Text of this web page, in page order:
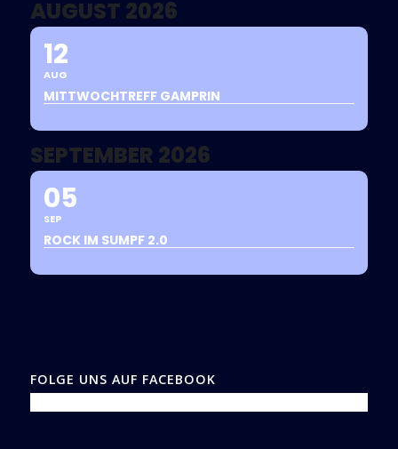
AUGUST 2026
12
AUG
MITTWOCHTREFF GAMPRIN
SEPTEMBER 2026
05
SEP
ROCK IM SUMPF 2.0
FOLGE UNS AUF FACEBOOK